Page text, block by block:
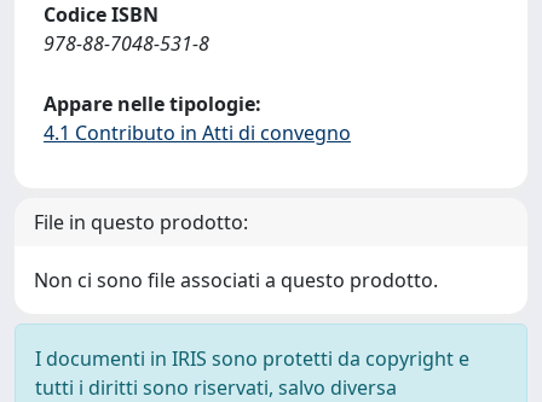
Codice ISBN
978-88-7048-531-8
Appare nelle tipologie:
4.1 Contributo in Atti di convegno
File in questo prodotto:
Non ci sono file associati a questo prodotto.
I documenti in IRIS sono protetti da copyright e
tutti i diritti sono riservati, salvo diversa